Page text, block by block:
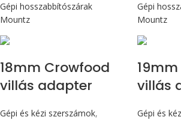
Gépi hosszabbítószárak
Mountz
Gépi
Mountz
18mm Crowfood
villás adapter
Gépi és kézi szerszámok,
villás
Gépi és